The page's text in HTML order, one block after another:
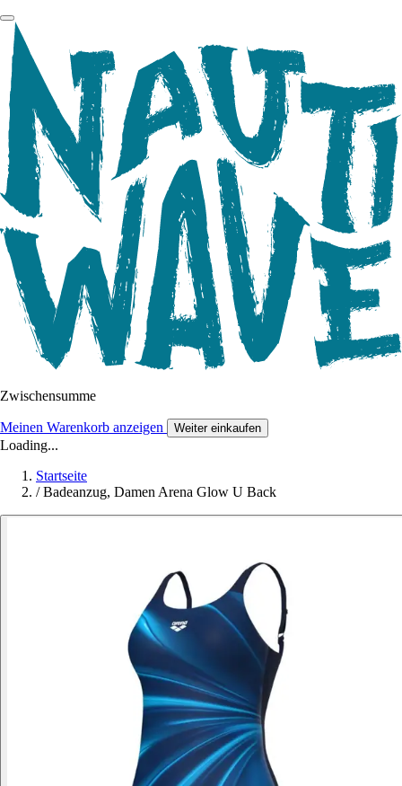
Zwischensumme
Meinen Warenkorb anzeigen Weiter einkaufen
Loading...
Startseite
/ Badeanzug, Damen Arena Glow U Back